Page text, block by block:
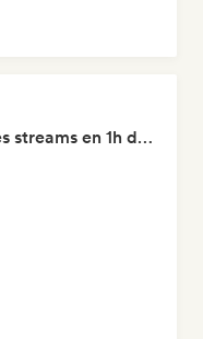
Booste ta sortie & tes streams en 1h de Coaching